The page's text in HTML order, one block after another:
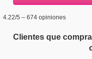
4.22/5 – 674 opiniones
Clientes que